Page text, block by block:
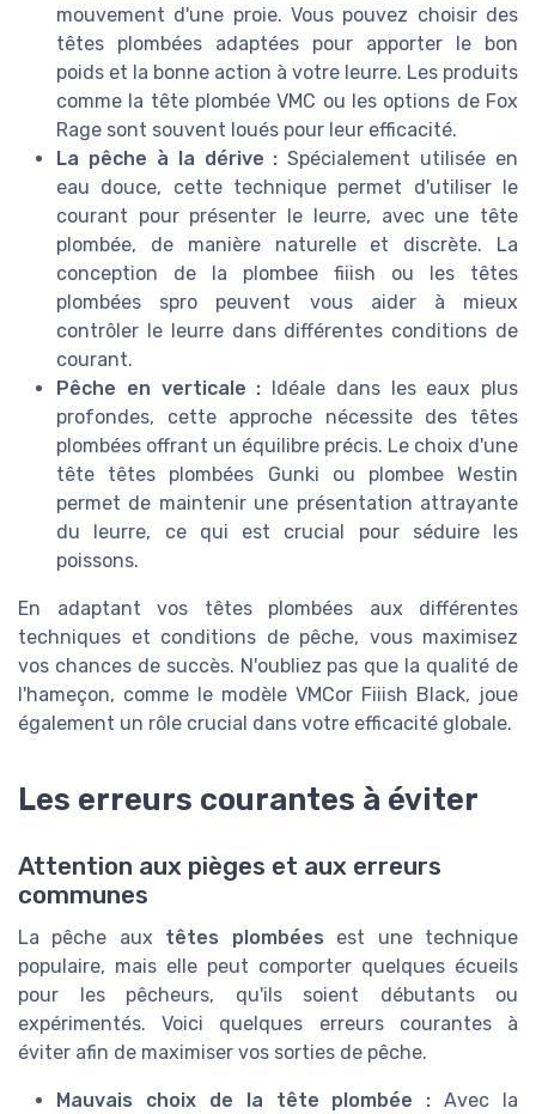
mouvement d'une proie. Vous pouvez choisir des
têtes plombées adaptées pour apporter le bon
poids et la bonne action à votre leurre. Les produits
comme la tête plombée VMC ou les options de Fox
Rage sont souvent loués pour leur efficacité.
La pêche à la dérive : Spécialement utilisée en
eau douce, cette technique permet d'utiliser le
courant pour présenter le leurre, avec une tête
plombée, de manière naturelle et discrète. La
conception de la plombee fiiish ou les têtes
plombées spro peuvent vous aider à mieux
contrôler le leurre dans différentes conditions de
courant.
Pêche en verticale : Idéale dans les eaux plus
profondes, cette approche nécessite des têtes
plombées offrant un équilibre précis. Le choix d'une
tête têtes plombées Gunki ou plombee Westin
permet de maintenir une présentation attrayante
du leurre, ce qui est crucial pour séduire les
poissons.
En adaptant vos têtes plombées aux différentes
techniques et conditions de pêche, vous maximisez
vos chances de succès. N'oubliez pas que la qualité de
l'hameçon, comme le modèle VMCor Fiiish Black, joue
également un rôle crucial dans votre efficacité globale.
Les erreurs courantes à éviter
Attention aux pièges et aux erreurs
communes
La pêche aux têtes plombées est une technique
populaire, mais elle peut comporter quelques écueils
pour les pêcheurs, qu'ils soient débutants ou
expérimentés. Voici quelques erreurs courantes à
éviter afin de maximiser vos sorties de pêche.
Mauvais choix de la tête plombée : Avec la